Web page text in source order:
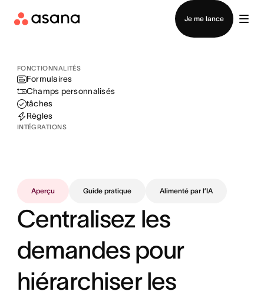
Je me lance
Contacter le service commercial
FONCTIONNALITÉS
Formulaires
Champs personnalisés
tâches
Règles
INTÉGRATIONS
Aperçu Guide pratique Alimenté par l’IA
Centralisez les
demandes pour
hiérarchiser les